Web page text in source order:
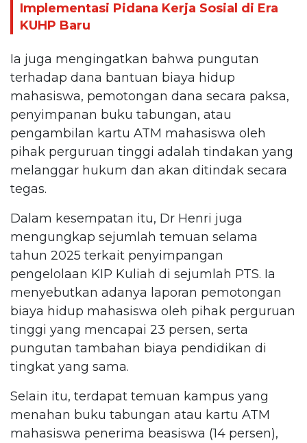
Implementasi Pidana Kerja Sosial di Era
KUHP Baru
Ia juga mengingatkan bahwa pungutan
terhadap dana bantuan biaya hidup
mahasiswa, pemotongan dana secara paksa,
penyimpanan buku tabungan, atau
pengambilan kartu ATM mahasiswa oleh
pihak perguruan tinggi adalah tindakan yang
melanggar hukum dan akan ditindak secara
tegas.
Dalam kesempatan itu, Dr Henri juga
mengungkap sejumlah temuan selama
tahun 2025 terkait penyimpangan
pengelolaan KIP Kuliah di sejumlah PTS. Ia
menyebutkan adanya laporan pemotongan
biaya hidup mahasiswa oleh pihak perguruan
tinggi yang mencapai 23 persen, serta
pungutan tambahan biaya pendidikan di
tingkat yang sama.
Selain itu, terdapat temuan kampus yang
menahan buku tabungan atau kartu ATM
mahasiswa penerima beasiswa (14 persen),